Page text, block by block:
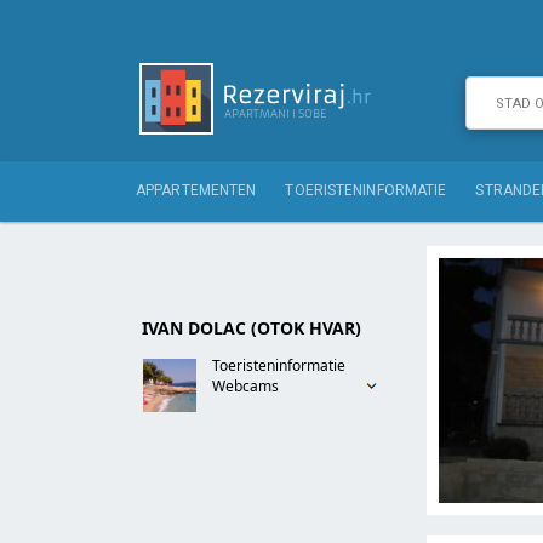
APPARTEMENTEN TOERISTENINFORMATIE
IVAN DOLAC (OTOK HVAR)
Toeristeninformatie
Webcams